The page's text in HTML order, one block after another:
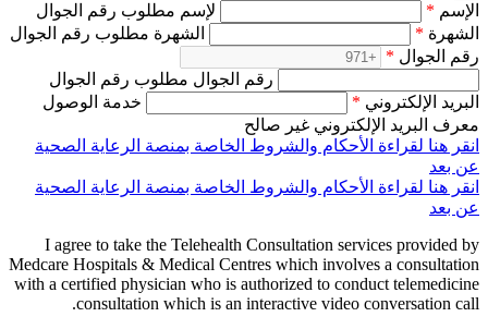
الإسم *
لإسم مطلوب رقم الجوال
الشهرة *
الشهرة مطلوب رقم الجوال
رقم الجوال *
رقم الجوال مطلوب رقم الجوال
البريد الإلكتروني *
خدمة الوصول
معرف البريد الإلكتروني غير صالح
انقر هنا لقراءة الأحكام والشروط الخاصة بمنصة الرعاية الصحية
عن بعد
انقر هنا لقراءة الأحكام والشروط الخاصة بمنصة الرعاية الصحية
عن بعد
I agree to take the Telehealth Consultation services provided by
Medcare Hospitals & Medical Centres which involves a consultation
with a certified physician who is authorized to conduct telemedicine
consultation which is an interactive video conversation call.